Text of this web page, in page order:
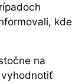
kde
na